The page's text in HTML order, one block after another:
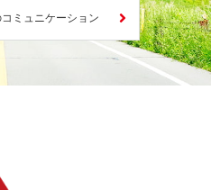
ミュニケーション